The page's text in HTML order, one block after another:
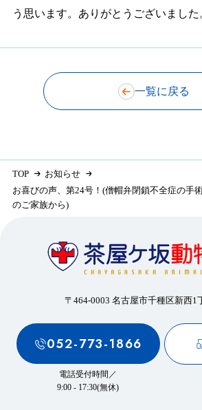
う思います。ありがとうございました
一覧に戻る
TOP
お知らせ
お喜びの声、第24号！(僧帽弁閉鎖不全症の手
のご家族から)
〒464-0003 名古屋市千種区新西1
052-773-1866
電話受付時間／
9:00 - 17:30(無休)